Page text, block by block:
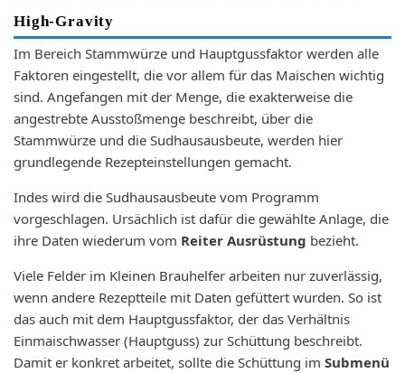
High-Gravity
Im Bereich Stammwürze und Hauptgussfaktor werden alle
Faktoren eingestellt, die vor allem für das Maischen wichtig
sind. Angefangen mit der Menge, die exakterweise die
angestrebte Ausstoßmenge beschreibt, über die
Stammwürze und die Sudhausausbeute, werden hier
grundlegende Rezepteinstellungen gemacht.
Indes wird die Sudhausausbeute vom Programm
vorgeschlagen. Ursächlich ist dafür die gewählte Anlage, die
ihre Daten wiederum vom Reiter Ausrüstung bezieht.
Viele Felder im Kleinen Brauhelfer arbeiten nur zuverlässig,
wenn andere Rezeptteile mit Daten gefüttert wurden. So ist
das auch mit dem Hauptgussfaktor, der das Verhältnis
Einmaischwasser (Hauptguss) zur Schüttung beschreibt.
Damit er konkret arbeitet, sollte die Schüttung im Submenü